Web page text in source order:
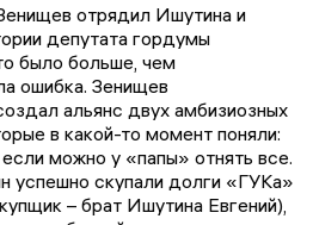
отрядил Ишутина и
депутата гордумы
было больше, чем
ошибка. Зенищев
альянс двух амбизиозных
в какой-то момент поняли:
можно у «папы» отнять все.
успешно скупали долги «ГУКа»
– брат Ишутина Евгений),